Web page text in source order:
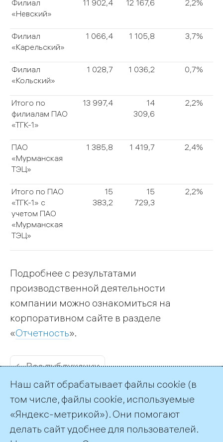
Филиал
«Невский»
11 902,4 12 167,6 2,2%
Филиал
«Карельский»
1 066,4 1 105,8 3,7%
Филиал
«Кольский»
1 028,7 1 036,2 0,7%
Итого по
филиалам ПАО
«ТГК-1»
13 997,4
14
309,6
2,2%
ПАО
«Мурманская
ТЭЦ»
1 385,8 1 419,7 2,4%
Итого по ПАО
«ТГК-1» с
учетом ПАО
«Мурманская
ТЭЦ»
15
383,2
15
729,3
2,2%
Подробнее с результатами
производственной деятельности
компании можно ознакомиться на
корпоративном сайте в разделе
«Отчетность».
← Все публикации
Пресс-служба ТГК-1
Наш сайт обрабатывает файлы cookie (в
том числе, файлы cookie, используемые
«Яндекс-метрикой»). Они помогают
делать сайт удобнее для пользователей.